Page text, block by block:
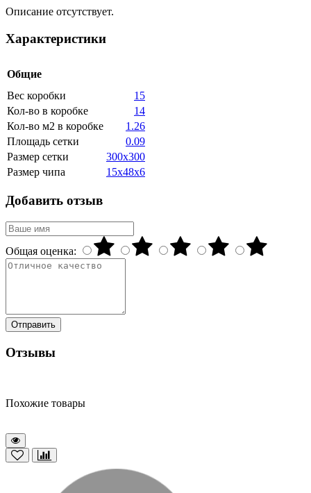
Описание отсутствует.
Характеристики
Общие
Вес коробки
15
Кол-во в коробке
14
Кол-во м2 в коробке
1.26
Площадь сетки
0.09
Размер сетки
300x300
Размер чипа
15x48x6
Добавить отзыв
Общая оценка:
Отправить
Отзывы
Похожие товары